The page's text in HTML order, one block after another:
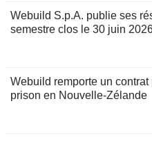
Webuild S.p.A. publie ses
semestre clos le 30 juin
Webuild remporte un
prison en Nouvelle-Zélande